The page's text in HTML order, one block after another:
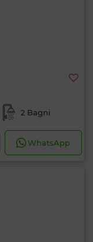
2 Bagni
WhatsApp